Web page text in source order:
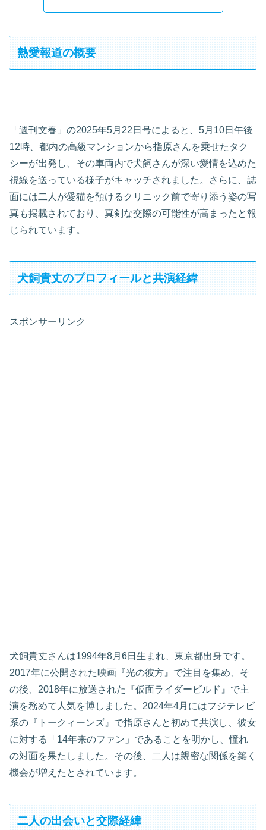
熱愛報道の概要
「週刊文春」の2025年5月22日号によると、5月10日午後
12時、都内の高級マンションから指原さんを乗せたタク
シーが出発し、その車両内で犬飼さんが深い愛情を込めた
視線を送っている様子がキャッチされました。さらに、誌
面には二人が愛猫を預けるクリニック前で寄り添う姿の写
真も掲載されており、真剣な交際の可能性が高まったと報
じられています。
犬飼貴丈のプロフィールと共演経緯
スポンサーリンク
犬飼貴丈さんは1994年8月6日生まれ、東京都出身です。
2017年に公開された映画『光の彼方』で注目を集め、そ
の後、2018年に放送された『仮面ライダービルド』で主
演を務めて人気を博しました。2024年4月にはフジテレビ
系の『トークィーンズ』で指原さんと初めて共演し、彼女
に対する「14年来のファン」であることを明かし、憧れ
の対面を果たしました。その後、二人は親密な関係を築く
機会が増えたとされています。
二人の出会いと交際経緯